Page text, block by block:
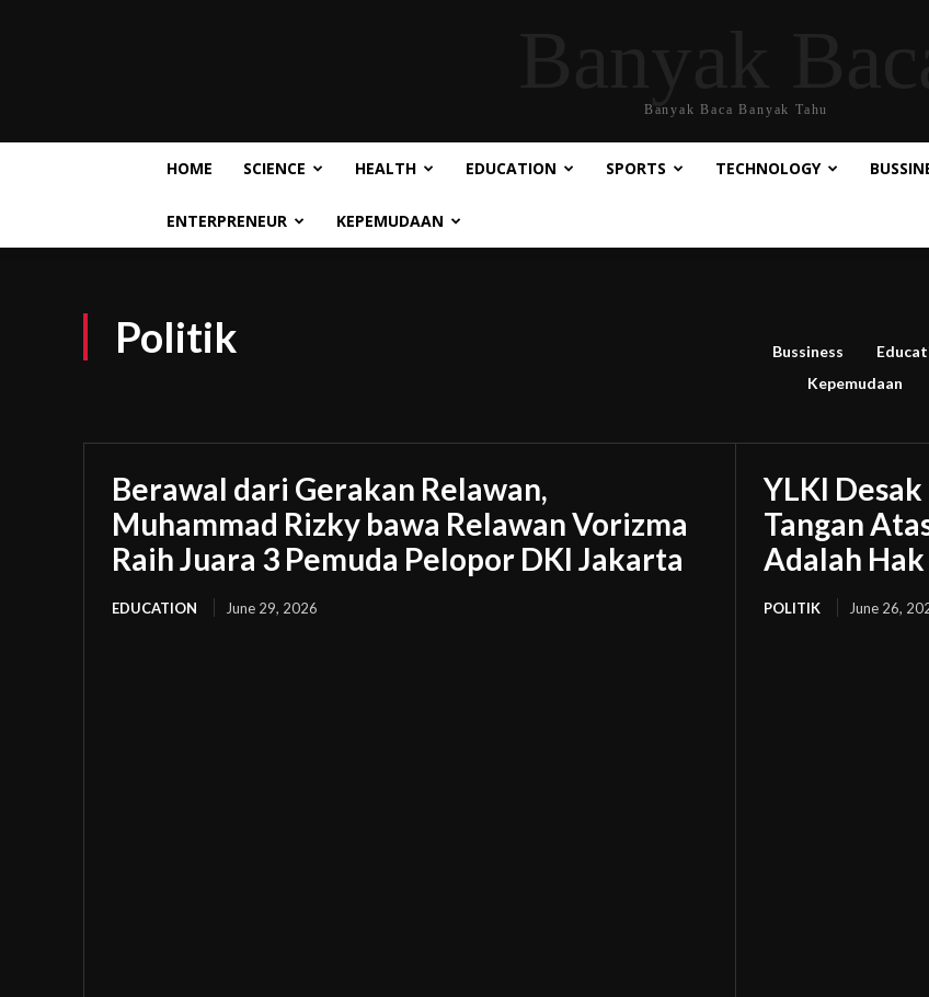
Banyak Baca Banyak Tahu
HOME SCIENCE HEALTH EDUCATION SPORTS TECHNOLOGY
ENTERPRENEUR KEPEMUDAAN
Politik Bussiness
Kepemudaan
Berawal dari Gerakan Relawan,
Muhammad Rizky bawa Relawan Vorizma
Raih Juara 3 Pemuda Pelopor DKI Jakarta
EDUCATION June 29, 2026
YLKI
Tangan
Adalah
POLITIK June 26,